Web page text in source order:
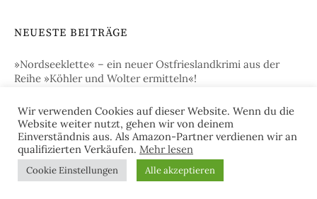
NEUESTE BEITRÄGE
»Nordseeklette« – ein neuer Ostfrieslandkrimi aus der
Reihe »Köhler und Wolter ermitteln«!
„Juister Braut“ – der neue Ostfrieslandkrimi von Sina
Jorritsma!
„Betrugsmord auf Norderney“ – der neue Ostfrieslandkrimi
von Julia Brunjes!
Wir verwenden Cookies auf dieser Website. Wenn du die
Website weiter nutzt, gehen wir von deinem
Einverständnis aus. Als Amazon-Partner verdienen wir an
qualifizierten Verkäufen. Mehr lesen
Cookie Einstellungen Alle akzeptieren